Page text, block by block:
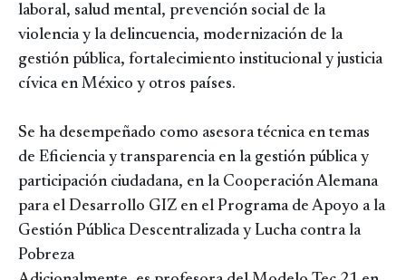
laboral, salud mental, prevención social de la
violencia y la delincuencia, modernización de la
gestión pública, fortalecimiento institucional y justicia
cívica en México y otros países.
Se ha desempeñado como asesora técnica en temas
de Eficiencia y transparencia en la gestión pública y
participación ciudadana, en la Cooperación Alemana
para el Desarrollo GIZ en el Programa de Apoyo a la
Gestión Pública Descentralizada y Lucha contra la
Pobreza